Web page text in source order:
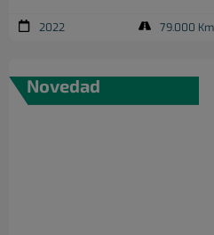
2022 79.000 Km
Novedad